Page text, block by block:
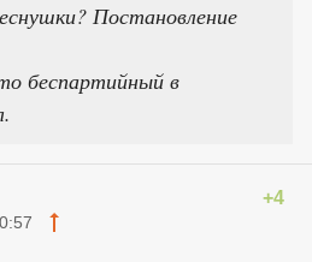
Постановление
беспартийный в
+4